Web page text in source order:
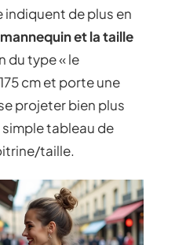
de plus en
et la taille
du type « le
cm et porte une
projeter bien plus
tableau de
taille.